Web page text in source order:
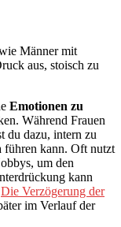
Männer mit
aus, stoisch zu
Emotionen zu
Während Frauen
du dazu, intern zu
führen kann. Oft nutzt
um den
kann
Die Verzögerung der
im Verlauf der